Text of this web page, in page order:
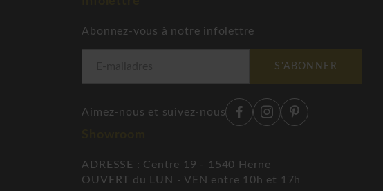
Abonnez-vous à notre infolettre
S'ABONNER
Aimez-nous et suivez-nous
ADRESSE : Centre 19 - 1540 Herne
OUVERT du LUN - VEN entre 10h et 17h